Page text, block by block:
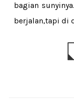
bagian
berjalan,tapi di